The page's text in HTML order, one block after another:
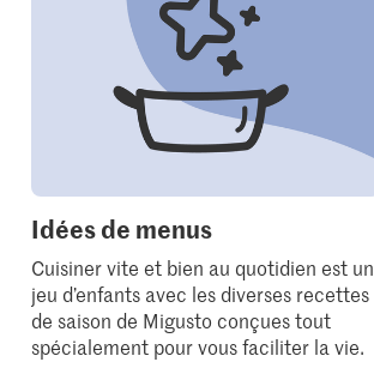
Idées de menus
Cuisiner vite et bien au quotidien est un
jeu d’enfants avec les diverses recettes
de saison de Migusto conçues tout
spécialement pour vous faciliter la vie.